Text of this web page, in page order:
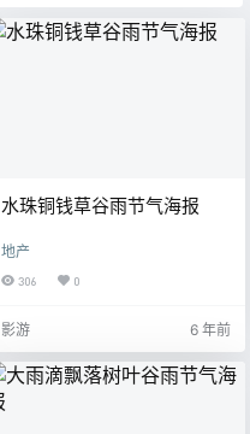
水珠铜钱草谷雨节气海报
地产
306 0
影游 6 年前